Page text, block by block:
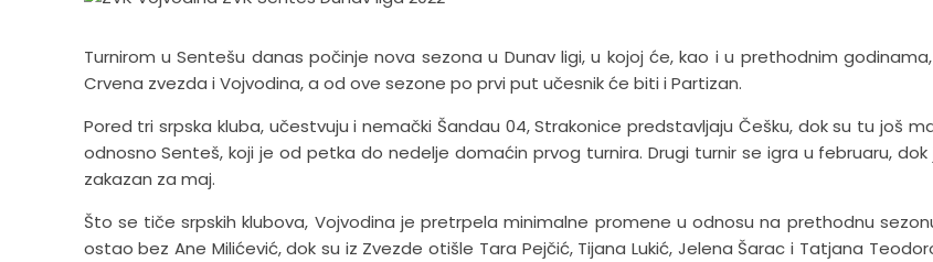
Turnirom u Sentešu danas počinje nova sezona u Dunav ligi, u kojoj će, kao i u prethodnim
Crvena zvezda i Vojvodina, a od ove sezone po prvi put učesnik će biti i Partizan.
Pored tri srpska kluba, učestvuju i nemački Šandau 04, Strakonice predstavljaju Češku, dok su tu još
odnosno Senteš, koji je od petka do nedelje domaćin prvog turnira. Drugi turnir se igra u februaru, dok
zakazan za maj.
Što se tiče srpskih klubova, Vojvodina je pretrpela minimalne promene u odnosu na prethodnu
ostao bez Ane Milićević, dok su iz Zvezde otišle Tara Pejčić, Tijana Lukić, Jelena Šarac i Tatjana